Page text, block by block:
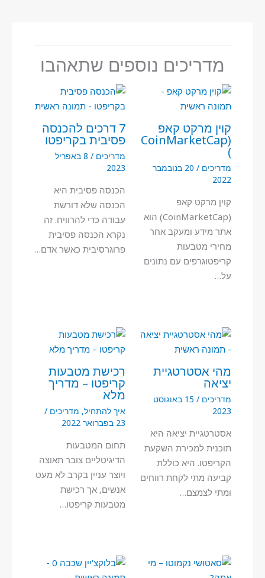
מדריכים נוספים שתאהבו
קוין מרקט קאפ
(CoinMarketCap
)
מדריכים /
20 בנובמבר
2022
קוין מרקט קאפ
(CoinMarketCap) הוא
אתר מידע ומעקב אחר
מחירי מטבעות
קריפטוגרפים עם נתונים
על…
7 דרכים להכנסה
פסיבית בקריפטו
מדריכים /
8 באפריל
2023
הכנסה פסיבית היא
הכנסה שלא דורשת
עבודה כדי להרוויח. זה
נקרא הכנסה פסיבית
פרוגרסיבית כאשר אדם…
מהי אסטרטגיית
יציאה
מדריכים /
15 באוגוסט
2023
אסטרטגיית יציאה היא
תוכנית למכירת השקעת
הקריפטו. היא כוללת
קביעה מתי לקחת רווחים
ומתי לצמצם…
רכישת מטבעות
קריפטו – מדריך
מלא
איך להתחיל, מדריכים /
23 בפברואר 2022
תחום המטבעות
הדיגיטליים צובר תאוצה
ויוצר עניין בקרב לא מעט
אנשים, אך רכישת
מטבעות קריפטו…